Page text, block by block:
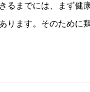
るまでには、まず健
ります。そのために